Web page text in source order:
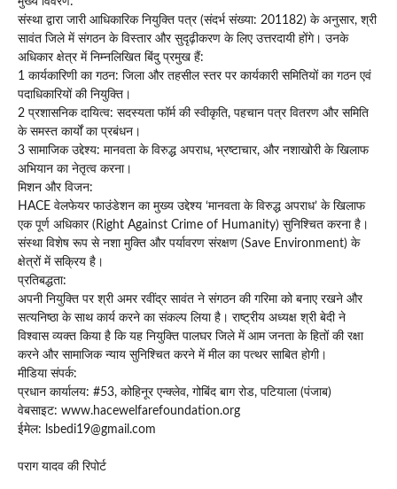
संस्था द्वारा जारी आधिकारिक नियुक्ति पत्र (संदर्भ संख्या: 201182) के अनुसार, श्री
सावंत जिले में संगठन के विस्तार और सुदृढ़ीकरण के लिए उत्तरदायी होंगे। उनके
अधिकार क्षेत्र में निम्नलिखित बिंदु प्रमुख हैं:
1 कार्यकारिणी का गठन: जिला और तहसील स्तर पर कार्यकारी समितियों का गठन एवं
पदाधिकारियों की नियुक्ति।
2 प्रशासनिक दायित्व: सदस्यता फॉर्म की स्वीकृति, पहचान पत्र वितरण और समिति
के समस्त कार्यों का प्रबंधन।
3 सामाजिक उद्देश्य: मानवता के विरुद्ध अपराध, भ्रष्टाचार, और नशाखोरी के खिलाफ
अभियान का नेतृत्व करना।
मिशन और विजन:
HACE वेलफेयर फाउंडेशन का मुख्य उद्देश्य ‘मानवता के विरुद्ध अपराध’ के खिलाफ
एक पूर्ण अधिकार (Right Against Crime of Humanity) सुनिश्चित करना है।
संस्था विशेष रूप से नशा मुक्ति और पर्यावरण संरक्षण (Save Environment) के
क्षेत्रों में सक्रिय है।
प्रतिबद्धता:
अपनी नियुक्ति पर श्री अमर रवींद्र सावंत ने संगठन की गरिमा को बनाए रखने और
सत्यनिष्ठा के साथ कार्य करने का संकल्प लिया है। राष्ट्रीय अध्यक्ष श्री बेदी ने
विश्वास व्यक्त किया है कि यह नियुक्ति पालघर जिले में आम जनता के हितों की रक्षा
करने और सामाजिक न्याय सुनिश्चित करने में मील का पत्थर साबित होगी।
मीडिया संपर्क:
प्रधान कार्यालय: #53, कोहिनूर एन्क्लेव, गोबिंद बाग रोड, पटियाला (पंजाब)
वेबसाइट: www.hacewelfarefoundation.org
ईमेल: lsbedi19@gmail.com
पराग यादव की रिपोर्ट